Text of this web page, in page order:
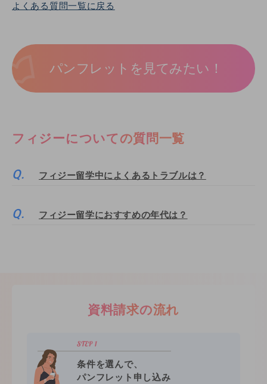
よくある質問一覧に戻る
パンフレットを見てみたい！
フィジーについての質問一覧
フィジー留学中によくあるトラブルは？
フィジー留学におすすめの年代は？
資料請求の流れ
条件を選んで、
パンフレット申し込み